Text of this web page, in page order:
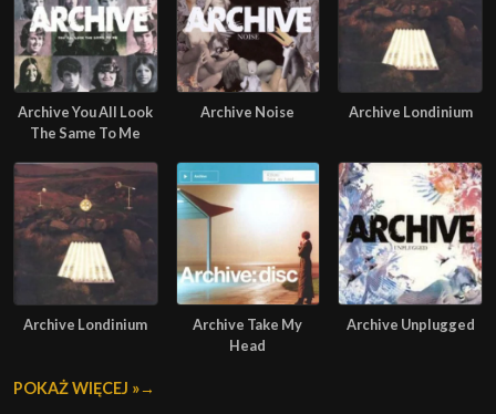
Archive You All Look
The Same To Me
Archive Noise Archive Londinium
Archive Londinium
Archive Take My
Head
Archive Unplugged
POKAŻ WIĘCEJ »